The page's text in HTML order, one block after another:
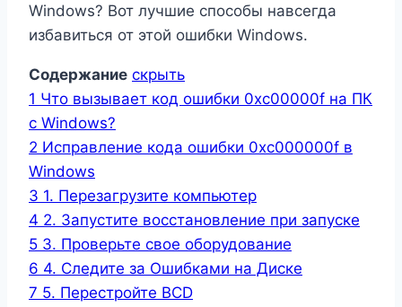
Windows? Вот лучшие способы навсегда
избавиться от этой ошибки Windows.
Содержание скрыть
1 Что вызывает код ошибки 0xc00000f на ПК
с Windows?
2 Исправление кода ошибки 0xc000000f в
Windows
3 1. Перезагрузите компьютер
4 2. Запустите восстановление при запуске
5 3. Проверьте свое оборудование
6 4. Следите за Ошибками на Диске
7 5. Перестройте BCD